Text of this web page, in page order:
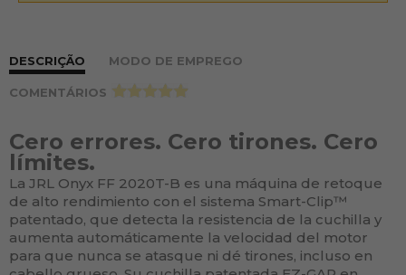
DESCRIÇÃO MODO DE EMPREGO
COMENTÁRIOS >
Cero errores. Cero tirones. Cero
límites.
La JRL Onyx FF 2020T-B es una máquina de retoque
de alto rendimiento con el sistema Smart-Clip™
patentado, que detecta la resistencia de la cuchilla y
aumenta automáticamente la velocidad del motor
para que nunca se atasque ni dé tirones, incluso en